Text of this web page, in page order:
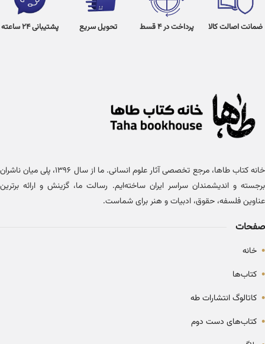
ضمانت اصالت کالا پرداخت در 4 قسط تحویل سریع پشتیبانی 24 ساعته
خانه کتاب طاها، مرجع تخصصی آثار علوم انسانی. ما از سال ۱۳۹۶، پلی میان ناشران
برجسته و اندیشمندان سراسر ایران ساخته‌ایم. رسالت ما، گزینش و ارائه برترین
عناوین فلسفه، حقوق، ادبیات و هنر برای شماست.
صفحات
• خانه
• کتاب‌ها
• کاتالوگ انتشارات طه
• کتاب‌های دست دوم